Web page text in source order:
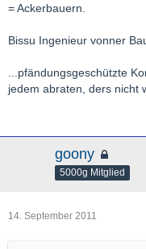
= Ackerbauern.
Bissu Ingenieur vonner
...pfändungsgeschützte
jedem abraten, ders nicht
goony
5000g Mitglied
14. September 2011